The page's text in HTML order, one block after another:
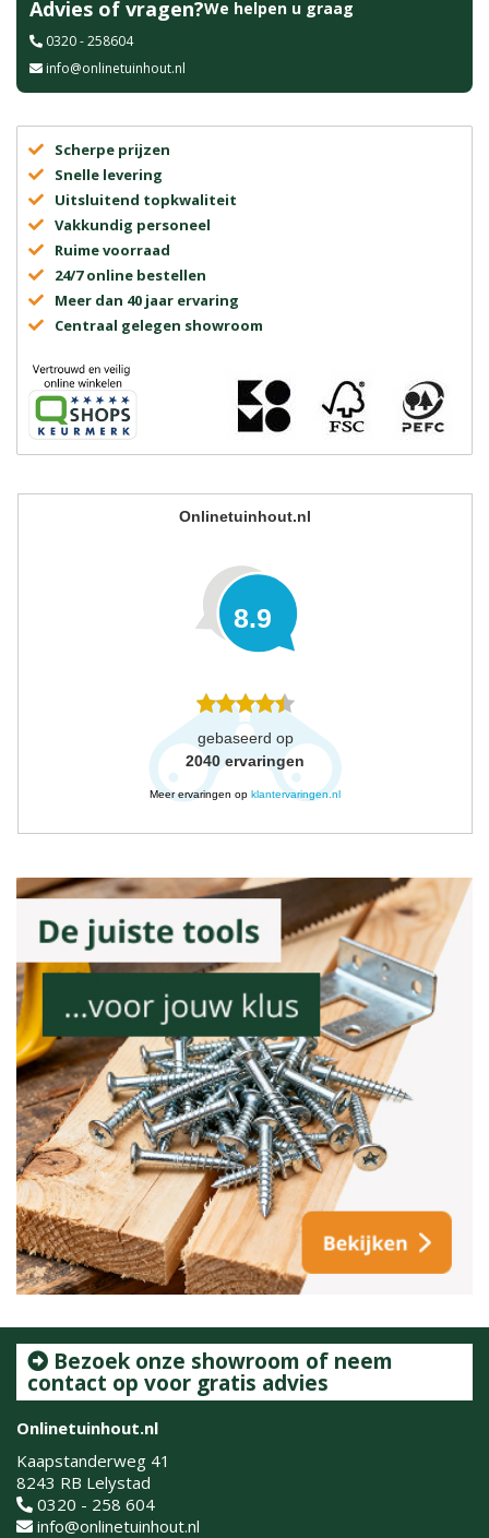
Advies of vragen?We helpen u graag
0320 - 258604
info@onlinetuinhout.nl
Scherpe prijzen
Snelle levering
Uitsluitend topkwaliteit
Vakkundig personeel
Ruime voorraad
24/7 online bestellen
Meer dan 40 jaar ervaring
Centraal gelegen showroom
Onlinetuinhout.nl
8.9
gebaseerd op
2040 ervaringen
Meer ervaringen op klantervaringen.nl
Bezoek onze showroom of neem
contact op voor gratis advies
Onlinetuinhout.nl
Kaapstanderweg 41
8243 RB Lelystad
0320 - 258 604
info@onlinetuinhout.nl